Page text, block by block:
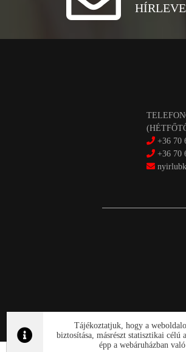
+36 70
+36 70
Tájékoztatjuk, hogy a
biztosítása, másrészt statisztikai célú
épp a webáruházban